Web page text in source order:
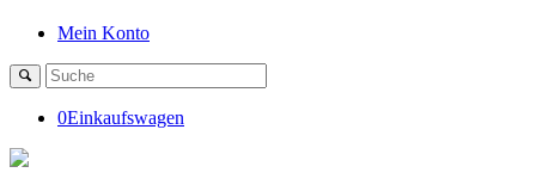
Mein Konto
0Einkaufswagen